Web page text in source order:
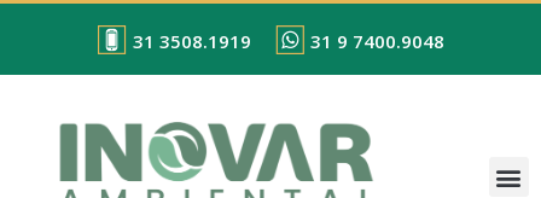
31 3508.1919 31 9 7400.9048